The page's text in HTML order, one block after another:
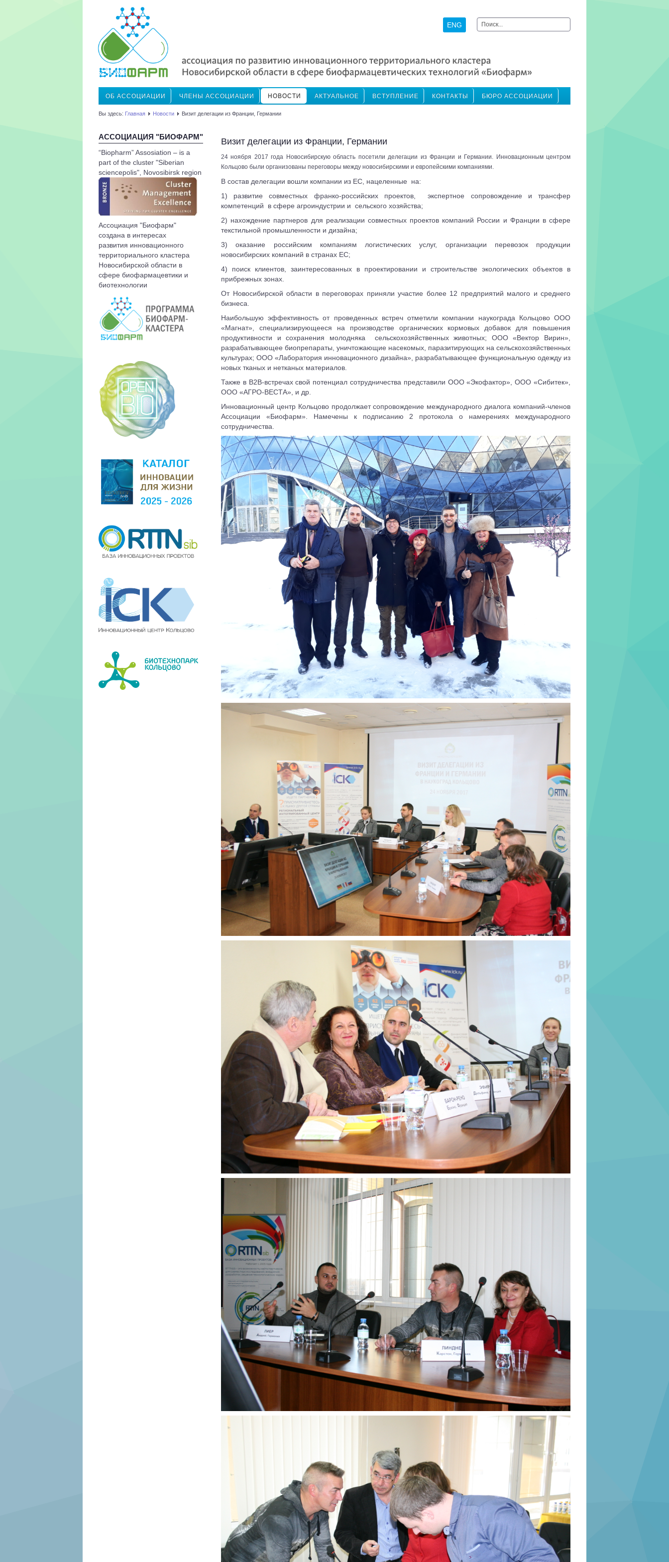
Искать...
ENG
ОБ АССОЦИАЦИИ ЧЛЕНЫ АССОЦИАЦИИ НОВОСТИ АКТУАЛЬНОЕ ВСТУПЛЕНИЕ КОНТАКТЫ БЮРО АССОЦИАЦИИ
Вы здесь: Главная Новости Визит делегации из Франции, Германии
АССОЦИАЦИЯ "БИОФАРМ"
“Biopharm” Assosiation – is a
part of the cluster "Siberian
sciencepolis", Novosibirsk region
Ассоциация "Биофарм"
создана в интересах
развития инновационного
территориального кластера
Новосибирской области в
сфере биофармацевтики и
биотехнологии
Визит делегации из Франции, Германии
24 ноября 2017 года Новосибирскую область посетили делегации из Франции и Германии. Инновационным центром
Кольцово были организованы переговоры между новосибирскими и европейскими компаниями.
В состав делегации вошли компании из ЕС, нацеленные на:
1) развитие совместных франко-российских проектов, экспертное сопровождение и трансфер
компетенций в сфере агроиндустрии и сельского хозяйства;
2) нахождение партнеров для реализации совместных проектов компаний России и Франции в сфере
текстильной промышленности и дизайна;
3) оказание российским компаниям логистических услуг, организации перевозок продукции
новосибирских компаний в странах ЕС;
4) поиск клиентов, заинтересованных в проектировании и строительстве экологических объектов в
прибрежных зонах.
От Новосибирской области в переговорах приняли участие более 12 предприятий малого и среднего
бизнеса.
Наибольшую эффективность от проведенных встреч отметили компании наукограда Кольцово ООО
«Магнат», специализирующееся на производстве органических кормовых добавок для повышения
продуктивности и сохранения молодняка сельскохозяйственных животных; ООО «Вектор Вирин»,
разрабатывающее биопрепараты, уничтожающие насекомых, паразитирующих на сельскохозяйственных
культурах; ООО «Лаборатория инновационного дизайна», разрабатывающее функциональную одежду из
новых тканых и нетканых материалов.
Также в В2В-встречах свой потенциал сотрудничества представили ООО «Экофактор», ООО «Сибитек»,
ООО «АГРО-ВЕСТА», и др.
Инновационный центр Кольцово продолжает сопровождение международного диалога компаний-членов
Ассоциации «Биофарм». Намечены к подписанию 2 протокола о намерениях международного
сотрудничества.